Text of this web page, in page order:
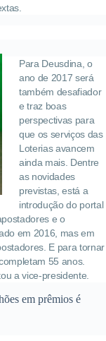
Para Deusdina, o
ano de 2017 será
também desafiador
e traz boas
perspectivas para
que os serviços das
Loterias avancem
ainda mais. Dentre
as novidades
previstas, está a
introdução do portal
e o
em 2016, mas em
E para tornar
55 anos.
a vice-presidente.
em prêmios é